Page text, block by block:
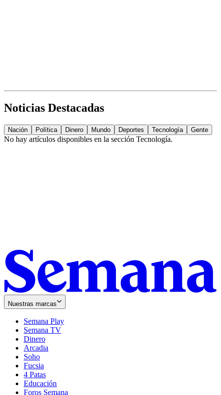
Noticias Destacadas
Nación Política Dinero Mundo Deportes Tecnología Gente
No hay artículos disponibles en la sección Tecnología.
Nuestras marcas
Semana Play
Semana TV
Dinero
Arcadia
Soho
in
new
window
Fucsia
in
new
window
4 Patas
Educación
Foros Semana